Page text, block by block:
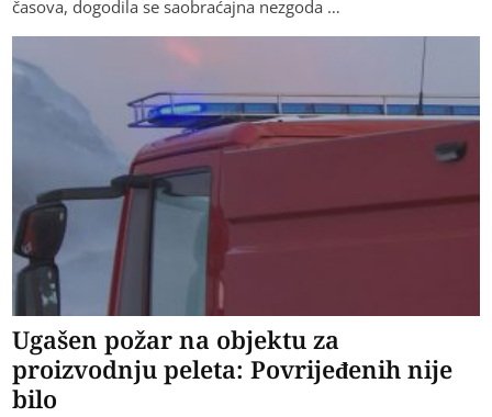
časova, dogodila se saobraćajna nezgoda …
Ugašen požar na objektu za
proizvodnju peleta: Povrijeđenih nije
bilo